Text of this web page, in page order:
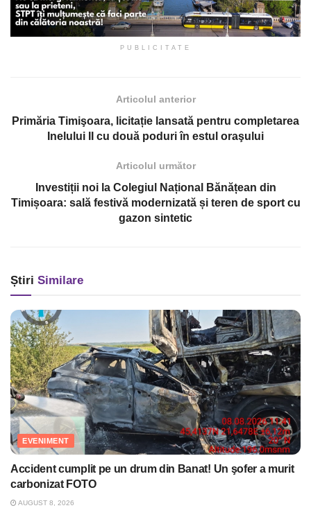
PUBLICITATE
Articolul anterior
Primăria Timişoara, licitație lansată pentru completarea
Inelului II cu două poduri în estul oraşului
Articolul următor
Investiții noi la Colegiul Național Bănățean din
Timișoara: sală festivă modernizată și teren de sport cu
gazon sintetic
Știri Similare
EVENIMENT
Accident cumplit pe un drum din Banat! Un şofer a murit
carbonizat FOTO
AUGUST 8, 2026